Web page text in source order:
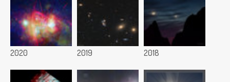
2020 2019 2018